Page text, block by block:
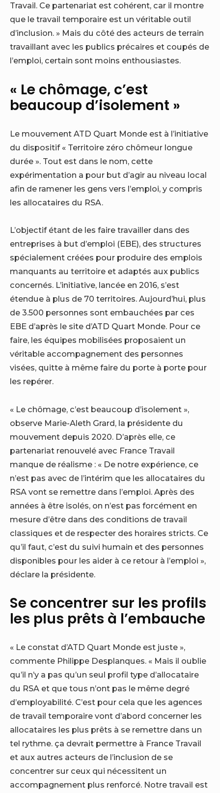
Travail. Ce partenariat est cohérent, car il montre
que le travail temporaire est un véritable outil
d’inclusion. » Mais du côté des acteurs de terrain
travaillant avec les publics précaires et coupés de
l’emploi, certain sont moins enthousiastes.
« Le chômage, c’est
beaucoup d’isolement »
Le mouvement ATD Quart Monde est à l’initiative
du dispositif « Territoire zéro chômeur longue
durée ». Tout est dans le nom, cette
expérimentation a pour but d’agir au niveau local
afin de ramener les gens vers l’emploi, y compris
les allocataires du RSA.
L’objectif étant de les faire travailler dans des
entreprises à but d’emploi (EBE), des structures
spécialement créées pour produire des emplois
manquants au territoire et adaptés aux publics
concernés. L’initiative, lancée en 2016, s’est
étendue à plus de 70 territoires. Aujourd’hui, plus
de 3.500 personnes sont embauchées par ces
EBE d’après le site d’ATD Quart Monde. Pour ce
faire, les équipes mobilisées proposaient un
véritable accompagnement des personnes
visées, quitte à même faire du porte à porte pour
les repérer.
« Le chômage, c’est beaucoup d’isolement »,
observe Marie-Aleth Grard, la présidente du
mouvement depuis 2020. D’après elle, ce
partenariat renouvelé avec France Travail
manque de réalisme : « De notre expérience, ce
n’est pas avec de l’intérim que les allocataires du
RSA vont se remettre dans l’emploi. Après des
années à être isolés, on n’est pas forcément en
mesure d’être dans des conditions de travail
classiques et de respecter des horaires stricts. Ce
qu’il faut, c’est du suivi humain et des personnes
disponibles pour les aider à ce retour à l’emploi »,
déclare la présidente.
Se concentrer sur les profils
les plus prêts à l’embauche
« Le constat d’ATD Quart Monde est juste »,
commente Philippe Desplanques. « Mais il oublie
qu’il n’y a pas qu’un seul profil type d’allocataire
du RSA et que tous n’ont pas le même degré
d’employabilité. C’est pour cela que les agences
de travail temporaire vont d’abord concerner les
allocataires les plus prêts à se remettre dans un
tel rythme. ça devrait permettre à France Travail
et aux autres acteurs de l’inclusion de se
concentrer sur ceux qui nécessitent un
accompagnement plus renforcé. Notre travail est